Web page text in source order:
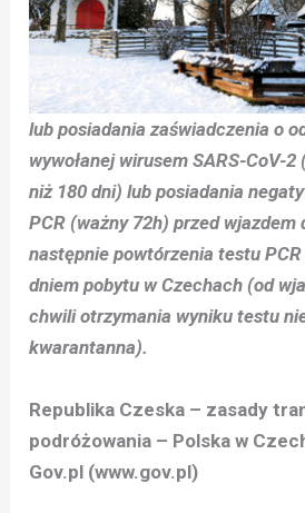
lub posiadania zaświadczenia o
wywołanej wirusem SARS-CoV-2
niż 180 dni) lub posiadania
PCR (ważny 72h) przed wjazdem
następnie powtórzenia testu
dniem pobytu w Czechach (od
chwili otrzymania wyniku testu
kwarantanna).
Republika Czeska – zasady
podróżowania – Polska w
Gov.pl (www.gov.pl)